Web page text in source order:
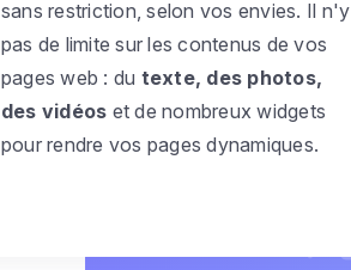
sans restriction, selon vos envies. Il n'y
pas de limite sur les contenus de vos
pages web : du texte, des photos,
des vidéos et de nombreux widgets
pour rendre vos pages dynamiques.